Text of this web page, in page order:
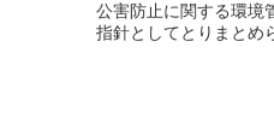
公害防止に関する環境
指針としてとりまとめ